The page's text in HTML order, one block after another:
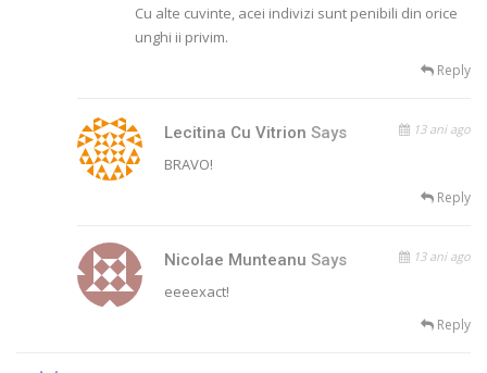
Cu alte cuvinte, acei indivizi sunt penibili din orice
unghi ii privim.
Reply
Lecitina Cu VitrionSays 13 ani ago
BRAVO!
Reply
Nicolae MunteanuSays 13 ani ago
eeeexact!
Reply